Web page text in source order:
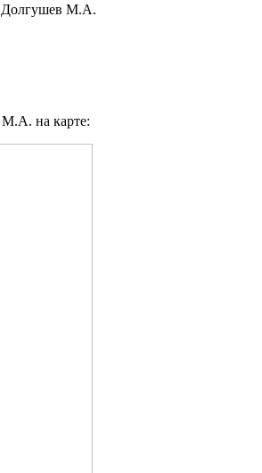
Долгушев М.А.
М.А. на карте: